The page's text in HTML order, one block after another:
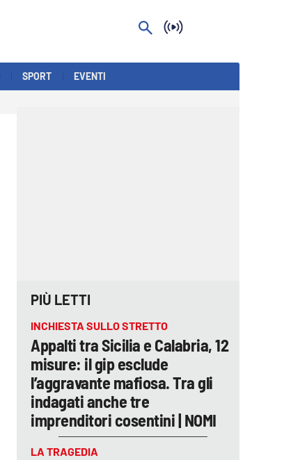
SPORT EVENTI
PIÙ LETTI
INCHIESTA SULLO STRETTO
Appalti tra Sicilia e Calabria, 12
misure: il gip esclude
l’aggravante mafiosa. Tra gli
indagati anche tre
imprenditori cosentini | NOMI
LA TRAGEDIA